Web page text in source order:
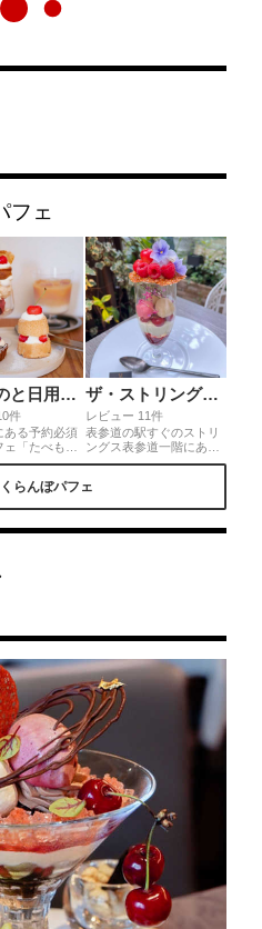
フェ
たべものと日用品 WAO
件
ある予約必須
「たべもの
」で今が旬
"を使ったお
らんぼとアメ
かアメチェ
選べます💕
ザ・ストリングス表参道 ゼルコヴァ
レビュー 11件
表参道の駅すぐのストリ
ングス表参道一階にある
ゼルコヴァでパフェを頂
す。この日は天気も良く
ェをオーダーしました。
す。
らんぼパフェ